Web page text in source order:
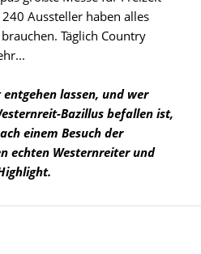
Aussteller haben alles
Täglich Country
lassen, und wer
Bazillus befallen ist,
einem Besuch der
echten Westernreiter und